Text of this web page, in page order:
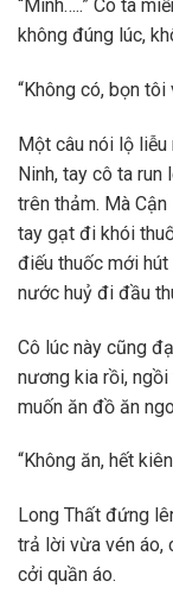
“Mình…..” Cô ta
không đúng lúc,
“Không có, bọn tôi
Một câu nói lộ
Ninh, tay cô ta run
trên thảm. Mà
tay gạt đi khói
điếu thuốc mới
nước huỷ đi đầu
Cô lúc này cũng
nương kia rồi,
muốn ăn đồ ăn
“Không ăn, hết
Long Thất đứng
trả lời vừa vén áo,
cởi quần áo.